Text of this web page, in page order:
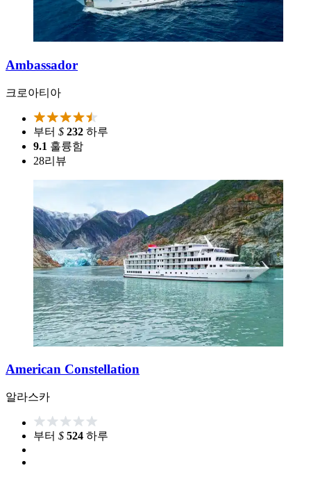
Ambassador
크로아티아
부터 $ 232 하루
9.1 훌륭함
28리뷰
American Constellation
알라스카
부터 $ 524 하루